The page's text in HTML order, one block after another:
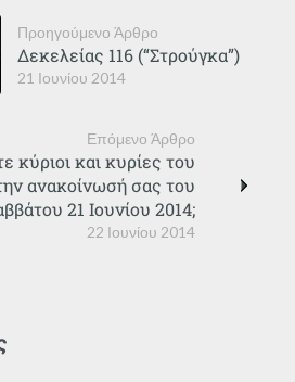
Προηγούμενο Άρθρο
21 Ιουνίου 2014
Δεκελείας 116 (“Στρούγκα”)
Επόμενο Άρθρο
22 Ιουνίου 2014
κύριοι και κυρίες του
ανακοίνωσή σας του
21 Ιουνίου 2014;